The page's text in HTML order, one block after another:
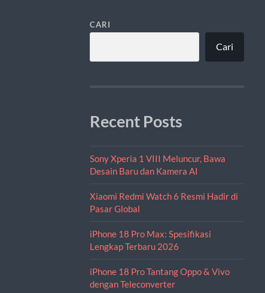
CARI
Cari
Recent Posts
Sony Xperia 1 VIII Meluncur, Bawa
Desain Baru dan Kamera AI
Xiaomi Redmi Watch 6 Resmi Hadir di
Pasar Global
iPhone 18 Pro Max: Spesifikasi
Lengkap Terbaru 2026
iPhone 18 Pro Tantang Oppo & Vivo
dengan Teleconverter